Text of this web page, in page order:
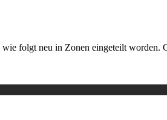
folgt neu in Zonen eingeteilt worden.